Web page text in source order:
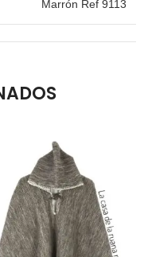
Marrón Ref 9113